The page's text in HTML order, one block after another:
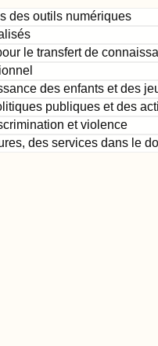
des outils numériques
le transfert de
des enfants et des
publiques et des
et violence
des services dans le